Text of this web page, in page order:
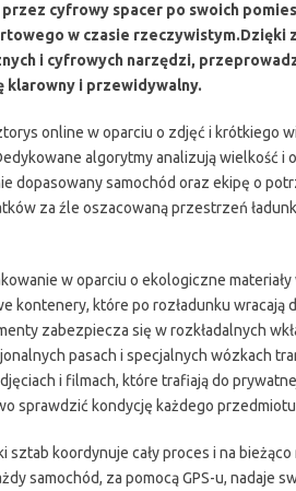
cyfrowy spacer po swoich
w czasie rzeczywistym.Dzięki
i cyfrowych narzędzi,
klarowny i przewidywalny.
online w oparciu o zdjęć i krótkiego
algorytmy analizują wielkość i
dopasowany samochód oraz ekipę o
za źle oszacowaną przestrzeń
w oparciu o ekologiczne
kontenery, które po rozładunku wracają
zabezpiecza się w rozkładalnych
pasach i specjalnych wózkach
i filmach, które trafiają do
sprawdzić kondycję każdego
sztab koordynuje cały proces i na
samochód, za pomocą GPS-u, nadaje